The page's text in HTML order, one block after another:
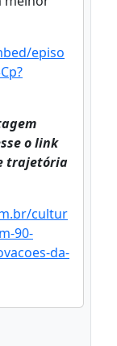
episo
o link
trajetória
cultur
90-
da-